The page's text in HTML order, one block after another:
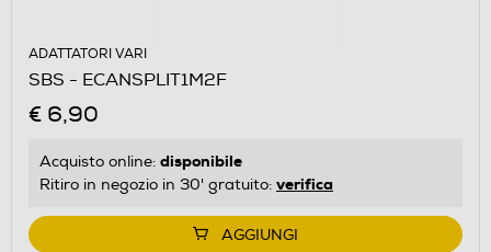
ADATTATORI VARI
SBS - ECANSPLIT1M2F
€ 6,90
Acquisto online: disponibile
Ritiro in negozio in 30' gratuito: verifica
AGGIUNGI